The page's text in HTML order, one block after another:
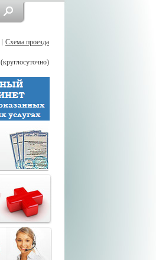
Схема проезда
(круглосуточно)